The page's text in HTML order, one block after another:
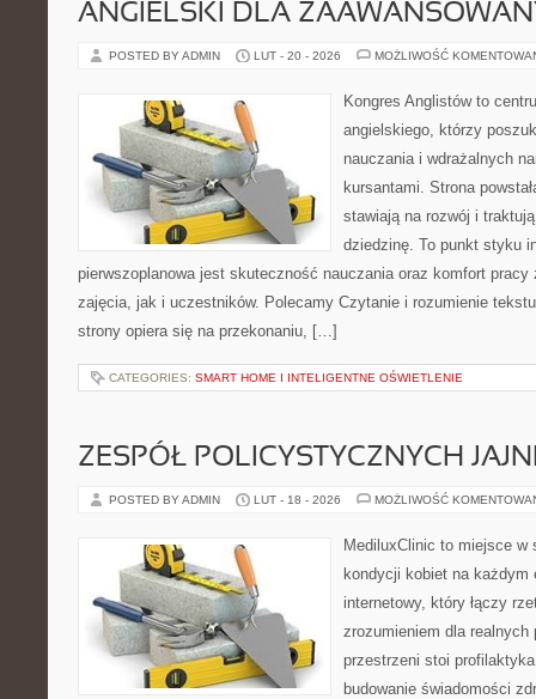
ANGIELSKI DLA
POSTED BY ADMIN LUT - 20 - 2026 MOŻLIWOŚĆ
Kongres Anglistów to
angielskiego, którzy
nauczania i wdrażalnych
kursantami. Strona
stawiają na rozwój i
dziedzinę. To punkt styku
pierwszoplanowa jest skuteczność nauczania oraz komfort pracy
zajęcia, jak i uczestników. Polecamy Czytanie i rozumienie
strony opiera się na przekonaniu, […]
CATEGORIES: SMART HOME I INTELIGENTNE OŚWIETLENIE
ZESPÓŁ POLICYSTYCZNYCH
POSTED BY ADMIN LUT - 18 - 2026 MOŻLIWOŚĆ
MediluxClinic to miejsce
kondycji kobiet na każdym
internetowy, który łączy
zrozumieniem dla
przestrzeni stoi
budowanie świadomości